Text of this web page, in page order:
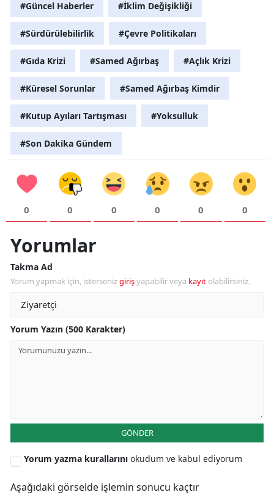
#Güncel Haberler #İklim Değişikliği
#Sürdürülebilirlik #Çevre Politikaları
#Gıda Krizi #Samed Ağırbaş #Açlık Krizi
#Küresel Sorunlar #Samed Ağırbaş Kimdir
#Kutup Ayıları Tartışması #Yoksulluk
#Son Dakika Gündem
0 0 0 0 0 0
Yorumlar
Takma Ad
Yorum yapmak için, istersenizgirişyapabilir veya kayıt olabilirsiniz.
Yorum Yazın (500 Karakter)
GÖNDER
Yorum yazma kurallarını okudum ve kabul ediyorum
Aşağıdaki görselde işlemin sonucu kaçtır